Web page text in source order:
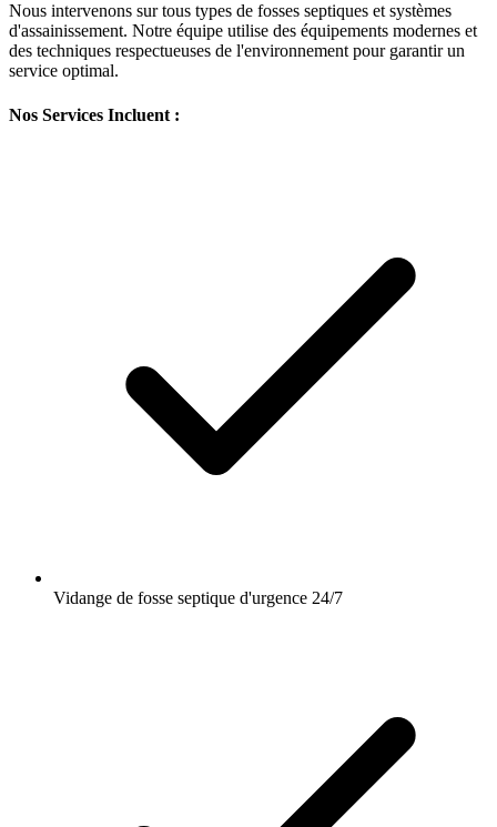
Nous intervenons sur tous types de fosses septiques et systèmes
d'assainissement. Notre équipe utilise des équipements modernes et
des techniques respectueuses de l'environnement pour garantir un
service optimal.
Nos Services Incluent :
Vidange de fosse septique d'urgence 24/7